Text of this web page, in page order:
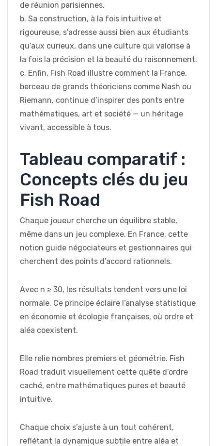
de réunion parisiennes.
b. Sa construction, à la fois intuitive et
rigoureuse, s’adresse aussi bien aux étudiants
qu’aux curieux, dans une culture qui valorise à
la fois la précision et la beauté du raisonnement.
c. Enfin, Fish Road illustre comment la France,
berceau de grands théoriciens comme Nash ou
Riemann, continue d’inspirer des ponts entre
mathématiques, art et société — un héritage
vivant, accessible à tous.
Tableau comparatif :
Concepts clés du jeu
Fish Road
Chaque joueur cherche un équilibre stable,
même dans un jeu complexe. En France, cette
notion guide négociateurs et gestionnaires qui
cherchent des points d’accord rationnels.
Avec n ≥ 30, les résultats tendent vers une loi
normale. Ce principe éclaire l’analyse statistique
en économie et écologie françaises, où ordre et
aléa coexistent.
Elle relie nombres premiers et géométrie. Fish
Road traduit visuellement cette quête d’ordre
caché, entre mathématiques pures et beauté
intuitive.
Chaque choix s’ajuste à un tout cohérent,
reflétant la dynamique subtile entre aléa et